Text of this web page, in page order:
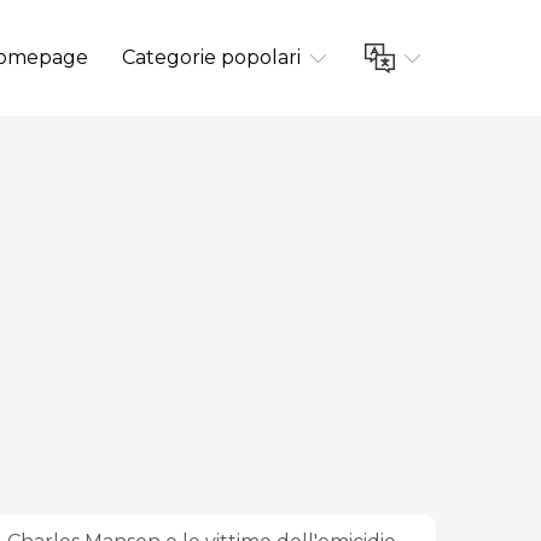
Categorie popolari